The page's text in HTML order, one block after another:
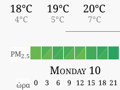
18°C
4°C
19°C
5°C
20°C
7°C
PM2.5
Monday 10
ώρα 0 3 6 9 12 15 18 21